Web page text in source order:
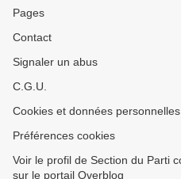
Pages
Contact
Signaler un abus
C.G.U.
Cookies et données personnelles
Préférences cookies
Voir le profil de Section du Parti
sur le portail Overblog